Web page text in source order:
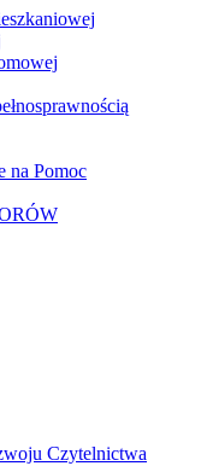
na Pomoc
Czytelnictwa